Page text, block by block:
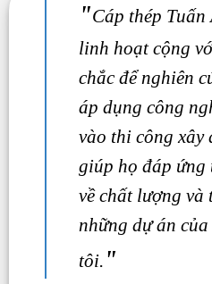
"Cáp thép Tuấn
linh hoạt cộng
chắc để nghiên
áp dụng công
vào thi công xây
giúp họ đáp ứng
về chất lượng và
những dự án
tôi. "